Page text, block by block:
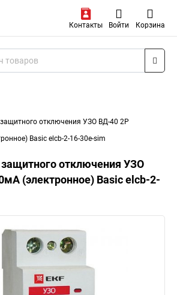
Контакты Войти Корзина
защитного отключения УЗО ВД-40 2P
Basic elcb-2-16-30e-sim
защитного отключения УЗО
(электронное) Basic elcb-2-